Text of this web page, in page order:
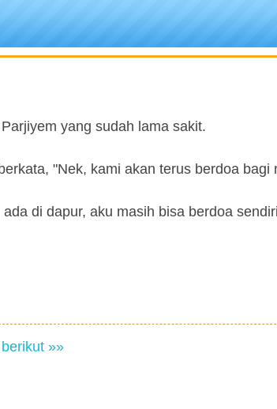
yang sudah lama sakit.
"Nek, kami akan terus berdoa bagi
di dapur, aku masih bisa berdoa
berikut »»